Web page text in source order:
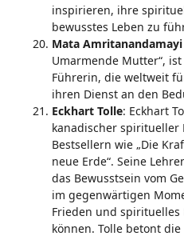
inspirieren, ihre
bewusstes Leben zu
Mata
Umarmende Mutter“,
Führerin, die weltweit
ihren Dienst an den
Eckhart Tolle: Eckhart
kanadischer spiritueller
Bestsellern wie „Die
neue Erde“. Seine
das Bewusstsein vom
im gegenwärtigen
Frieden und
können. Tolle betont